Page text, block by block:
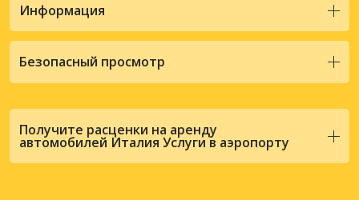
Информация
Безопасный просмотр
Получите расценки на аренду
автомобилей Италия Услуги в аэропорту